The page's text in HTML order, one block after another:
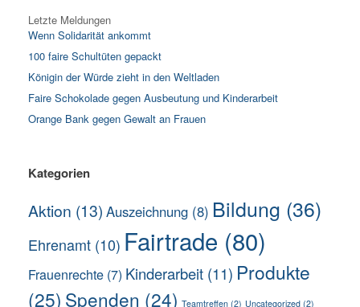
Letzte Meldungen
Wenn Solidarität ankommt
100 faire Schultüten gepackt
Königin der Würde zieht in den Weltladen
Faire Schokolade gegen Ausbeutung und Kinderarbeit
Orange Bank gegen Gewalt an Frauen
Kategorien
Aktion (13) Auszeichnung (8) Bildung (36)
Ehrenamt (10) Fairtrade (80)
Frauenrechte (7) Kinderarbeit (11) Produkte
(25) Spenden (24) Teamtreffen (2) Uncategorized (2)